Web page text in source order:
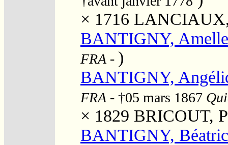
× 1716 LANCIAUX,
BANTIGNY,
FRA - )
BANTIGNY,
FRA - †05 mars 1867
× 1829 BRICOUT,
BANTIGNY,